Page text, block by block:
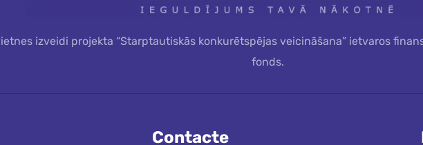
izveidi projekta “Starptautiskās konkurētspējas veicināšana” ietvaros
fonds.
Contacte